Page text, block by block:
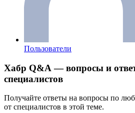
Пользователи
Хабр Q&A — вопросы и
специалистов
Получайте ответы на вопросы по
от специалистов в этой теме.